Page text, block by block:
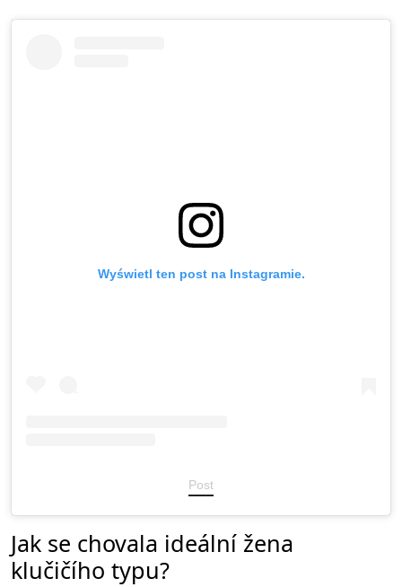
Wyświetl ten post na Instagramie.
Post
Jak se chovala ideální žena
klučičího typu?